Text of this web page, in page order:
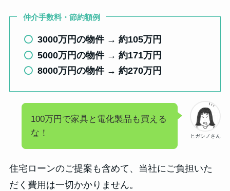
仲介手数料・節約額例
3000万円の物件 → 約105万円
5000万円の物件 → 約171万円
8000万円の物件 → 約270万円
ヒガシノさん
100万円で家具と電化製品も買える
な！
住宅ローンのご提案も含めて、当社にご負担いた
だく費用は一切かかりません。